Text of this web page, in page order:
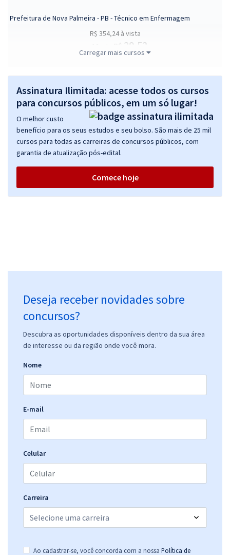
Prefeitura de Nova Palmeira - PB - Técnico em Enfermagem
R$ 354,24à vista
R$ 29,52
Economize R$ 88,56 (-20%)
Comprar
Prefeitura de Nova Palmeira - PB - Enfermeiro
R$ 399,92à vista
ou 12x deR$
Comprar
Prefeitura de Nova Palmeira - PB - Psicólogo (Pós-edital)
R$ 399,92à vista
Economize R$ 99,98 (-20%)
Prefeitura de Nova Palmeira - PB - Psicólogo CRAS e do CREAS (Pós-
R$ 399,92à vista
Comprar
Carregar mais cursos
Assinatura Ilimitada: acesse todos os cursos
para concursos públicos, em um só lugar!
O melhor custo
benefício para os seus estudos e seu bolso. São mais de 25 mil
cursos para todas as carreiras de concursos públicos, com
garantia de atualização pós-edital.
Comece hoje
Deseja receber novidades sobre
concursos?
Descubra as oportunidades disponíveis dentro da sua área
de interesse ou da região onde você mora.
Nome
E-mail
Celular
Carreira
Ao cadastrar-se, você concorda com a nossa Política de